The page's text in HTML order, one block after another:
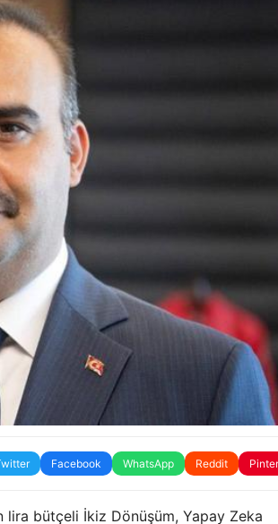
Facebook WhatsApp Reddit
lira bütçeli İkiz Dönüşüm, Yapay Zeka